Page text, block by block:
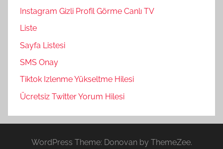
Instagram Gizli Profil Görme Canlı TV
Liste
Sayfa Listesi
SMS Onay
Tiktok Izlenme Yükseltme Hilesi
Ücretsiz Twitter Yorum Hilesi
WordPress Theme: Donovan by ThemeZee.